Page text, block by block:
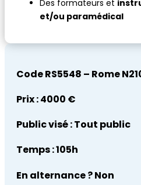
Des formateurs et
et/ou paramédical
Code RS5548 – Rome
Prix :4000 €
Public visé :Tout public
Temps :105h
En alternance ?Non